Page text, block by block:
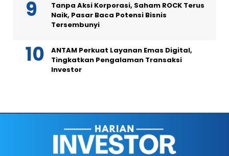
Tanpa Aksi Korporasi, Saham ROCK Terus
Naik, Pasar Baca Potensi Bisnis
Tersembunyi
ANTAM Perkuat Layanan Emas Digital,
Tingkatkan Pengalaman Transaksi
Investor